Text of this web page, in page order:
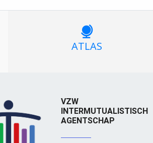
ATLAS
VZW
INTERMUTUALISTISCH
AGENTSCHAP